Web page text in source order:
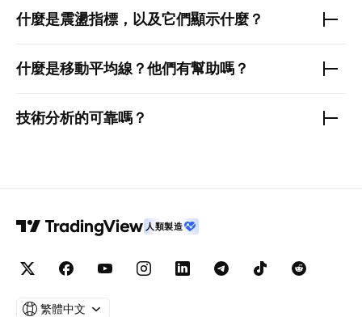
什麼是震盪指標，以及它們顯示什麼？
什麼是移動平均線？他們有幫助嗎？
技術分析的可靠嗎？
人類製造
繁體中文